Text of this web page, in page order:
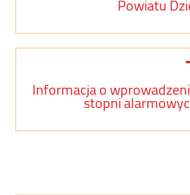
Powiatu
Informacja o
stopni